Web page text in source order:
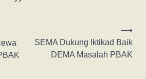
SEMA Dukung Iktikad Baik
DEMA Masalah PBAK
⟶